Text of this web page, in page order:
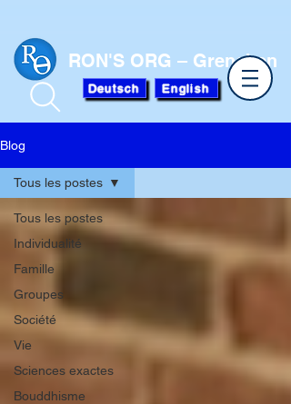
RON'S ORG – Grenchen
Deutsch English
Blog
Tous les postes
Individualité
Famille
Groupes
Société
Vie
Sciences exactes
Bouddhisme
Tous les postes